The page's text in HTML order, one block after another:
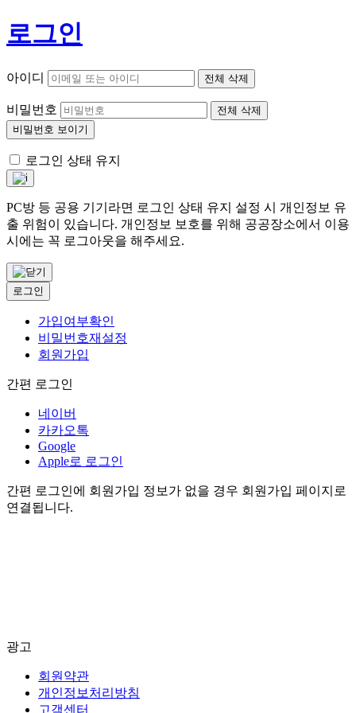
로그인
아이디 전체 삭제
비밀번호
전체 삭제
비밀번호 보이기
로그인 상태 유지
PC방 등 공용 기기라면 로그인 상태 유지 설정 시 개인정보 유
출 위험이 있습니다. 개인정보 보호를 위해 공공장소에서 이용
시에는 꼭 로그아웃을 해주세요.
로그인
가입여부확인
비밀번호재설정
회원가입
간편 로그인
네이버
카카오톡
Google
Apple로 로그인
간편 로그인에 회원가입 정보가 없을 경우 회원가입 페이지로
연결됩니다.
광고
회원약관
개인정보처리방침
고객센터